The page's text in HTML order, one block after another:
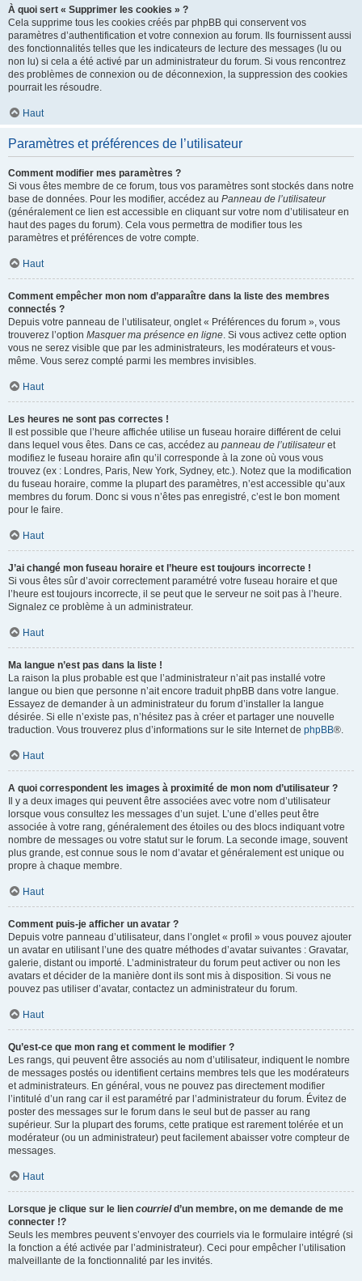
À quoi sert « Supprimer les cookies » ?
Cela supprime tous les cookies créés par phpBB qui conservent vos
paramètres d’authentification et votre connexion au forum. Ils fournissent aussi
des fonctionnalités telles que les indicateurs de lecture des messages (lu ou
non lu) si cela a été activé par un administrateur du forum. Si vous rencontrez
des problèmes de connexion ou de déconnexion, la suppression des cookies
pourrait les résoudre.
Haut
Paramètres et préférences de l’utilisateur
Comment modifier mes paramètres ?
Si vous êtes membre de ce forum, tous vos paramètres sont stockés dans notre
base de données. Pour les modifier, accédez au Panneau de l’utilisateur
(généralement ce lien est accessible en cliquant sur votre nom d’utilisateur en
haut des pages du forum). Cela vous permettra de modifier tous les
paramètres et préférences de votre compte.
Haut
Comment empêcher mon nom d’apparaître dans la liste des membres
connectés ?
Depuis votre panneau de l’utilisateur, onglet « Préférences du forum », vous
trouverez l’option Masquer ma présence en ligne. Si vous activez cette option
vous ne serez visible que par les administrateurs, les modérateurs et vous-
même. Vous serez compté parmi les membres invisibles.
Haut
Les heures ne sont pas correctes !
Il est possible que l’heure affichée utilise un fuseau horaire différent de celui
dans lequel vous êtes. Dans ce cas, accédez au panneau de l’utilisateuret
modifiez le fuseau horaire afin qu’il corresponde à la zone où vous vous
trouvez (ex : Londres, Paris, New York, Sydney, etc.). Notez que la modification
du fuseau horaire, comme la plupart des paramètres, n’est accessible qu’aux
membres du forum. Donc si vous n’êtes pas enregistré, c’est le bon moment
pour le faire.
Haut
J’ai changé mon fuseau horaire et l’heure est toujours incorrecte !
Si vous êtes sûr d’avoir correctement paramétré votre fuseau horaire et que
l’heure est toujours incorrecte, il se peut que le serveur ne soit pas à l’heure.
Signalez ce problème à un administrateur.
Haut
Ma langue n’est pas dans la liste !
La raison la plus probable est que l’administrateur n’ait pas installé votre
langue ou bien que personne n’ait encore traduit phpBB dans votre langue.
Essayez de demander à un administrateur du forum d’installer la langue
désirée. Si elle n’existe pas, n’hésitez pas à créer et partager une nouvelle
traduction. Vous trouverez plus d’informations sur le site Internet de phpBB®.
Haut
A quoi correspondent les images à proximité de mon nom d’utilisateur ?
Il y a deux images qui peuvent être associées avec votre nom d’utilisateur
lorsque vous consultez les messages d’un sujet. L’une d’elles peut être
associée à votre rang, généralement des étoiles ou des blocs indiquant votre
nombre de messages ou votre statut sur le forum. La seconde image, souvent
plus grande, est connue sous le nom d’avatar et généralement est unique ou
propre à chaque membre.
Haut
Comment puis-je afficher un avatar ?
Depuis votre panneau d’utilisateur, dans l’onglet « profil » vous pouvez ajouter
un avatar en utilisant l’une des quatre méthodes d’avatar suivantes : Gravatar,
galerie, distant ou importé. L’administrateur du forum peut activer ou non les
avatars et décider de la manière dont ils sont mis à disposition. Si vous ne
pouvez pas utiliser d’avatar, contactez un administrateur du forum.
Haut
Qu’est-ce que mon rang et comment le modifier ?
Les rangs, qui peuvent être associés au nom d’utilisateur, indiquent le nombre
de messages postés ou identifient certains membres tels que les modérateurs
et administrateurs. En général, vous ne pouvez pas directement modifier
l’intitulé d’un rang car il est paramétré par l’administrateur du forum. Évitez de
poster des messages sur le forum dans le seul but de passer au rang
supérieur. Sur la plupart des forums, cette pratique est rarement tolérée et un
modérateur (ou un administrateur) peut facilement abaisser votre compteur de
messages.
Haut
Lorsque je clique sur le lien courrield’un membre, on me demande de me
connecter !?
Seuls les membres peuvent s’envoyer des courriels via le formulaire intégré (si
la fonction a été activée par l’administrateur). Ceci pour empêcher l’utilisation
malveillante de la fonctionnalité par les invités.